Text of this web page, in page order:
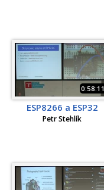
0:58:11
ESP8266 a ESP32
Petr Stehlík